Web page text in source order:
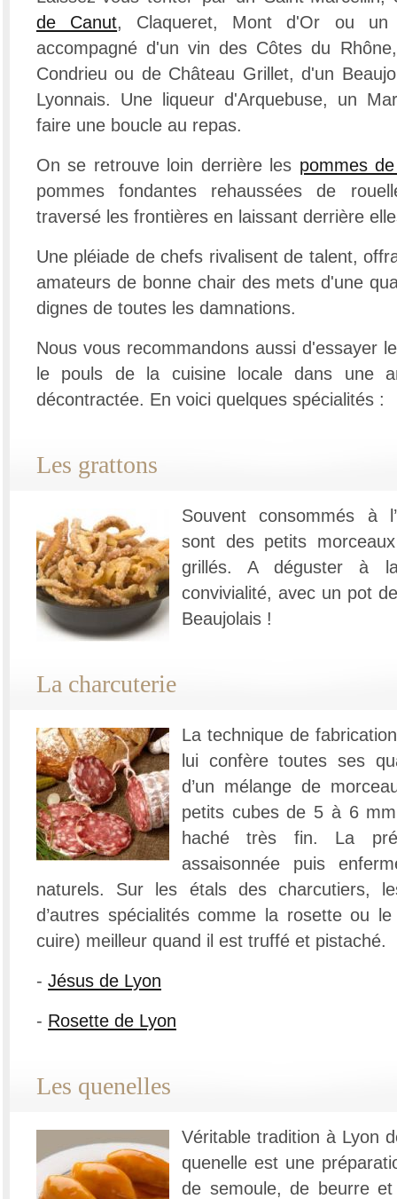
de Canut, Claqueret, Mont d'Or ou un
accompagné d'un vin des Côtes du
Condrieu ou de Château Grillet, d'un
Lyonnais. Une liqueur d'Arquebuse, un
faire une boucle au repas.
On se retrouve loin derrière les pommes
pommes fondantes rehaussées de
traversé les frontières en laissant derrière
Une pléiade de chefs rivalisent de talent,
amateurs de bonne chair des mets d'une
dignes de toutes les damnations.
Nous vous recommandons aussi d'essayer
le pouls de la cuisine locale dans une
décontractée. En voici quelques spécialités :
Les grattons
Souvent consommés à
sont des petits
grillés. A déguster à
convivialité, avec un pot
Beaujolais !
La charcuterie
La technique de
lui confère toutes ses
d’un mélange de
petits cubes de 5 à 6
haché très fin. La
assaisonnée puis
naturels. Sur les étals des charcutiers,
d’autres spécialités comme la rosette ou
cuire) meilleur quand il est truffé et pistaché.
- Jésus de Lyon
- Rosette de Lyon
Les quenelles
Véritable tradition à Lyon
quenelle est une
de semoule, de beurre